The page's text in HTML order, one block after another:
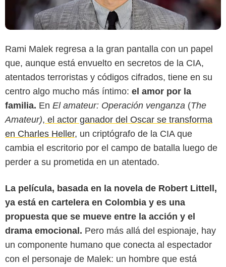
Rami Malek regresa a la gran pantalla con un papel
que, aunque está envuelto en secretos de la CIA,
atentados terroristas y códigos cifrados, tiene en su
centro algo mucho más íntimo: el amor por la
familia. En El amateur: Operación venganza (The
Amateur), el actor ganador del Oscar se transforma
en Charles Heller, un criptógrafo de la CIA que
cambia el escritorio por el campo de batalla luego de
perder a su prometida en un atentado.
La película, basada en la novela de Robert Littell,
ya está en cartelera en Colombia y es una
propuesta que se mueve entre la acción y el
drama emocional. Pero más allá del espionaje, hay
un componente humano que conecta al espectador
con el personaje de Malek: un hombre que está
UPI